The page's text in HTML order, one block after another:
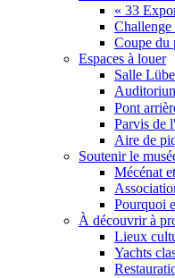
« 33
Challenge
Coupe du
Espaces à louer
Salle
Pont
Parvis de
Aire de
Soutenir le
Mécénat
Pourquoi
À découvrir à
Lieux
Yachts